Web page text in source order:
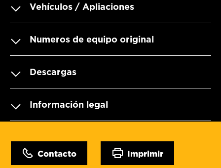
Vehículos / Apliaciones
Numeros de equipo original
Descargas
Información legal
Contacto Imprimir